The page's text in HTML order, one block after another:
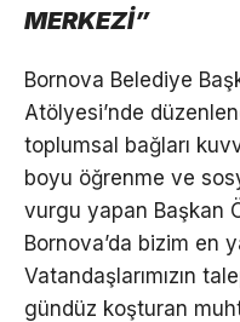
MERKEZİ”
Bornova Belediye
Atölyesi’nde
toplumsal bağları
boyu öğrenme ve
vurgu yapan Başkan
Bornova’da bizim en
Vatandaşlarımızın
gündüz koşturan